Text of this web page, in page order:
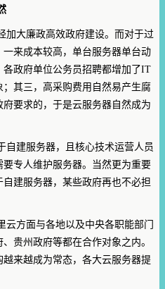
加大廉政高效政府建设。而对于过
来成本较高，单台服务器单台动
政府单位公务员招聘都增加了IT
其三，高采购费用自然易产生腐
要求的，于是云服务器自然成为
自建服务器，且核心技术运营人员
专人维护服务器。当然更为重要
建服务器，某些政府再也不必担
方面与各地以及中央各职能部门
贵州政府等都在合作对象之内。
来越成为常态，各大云服务器提